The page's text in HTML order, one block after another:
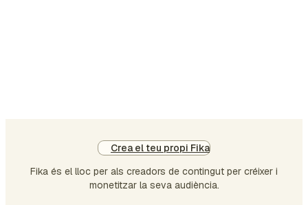
Crea el teu propi Fika
Fika és el lloc per als creadors de contingut per créixer i
monetitzar la seva audiència.